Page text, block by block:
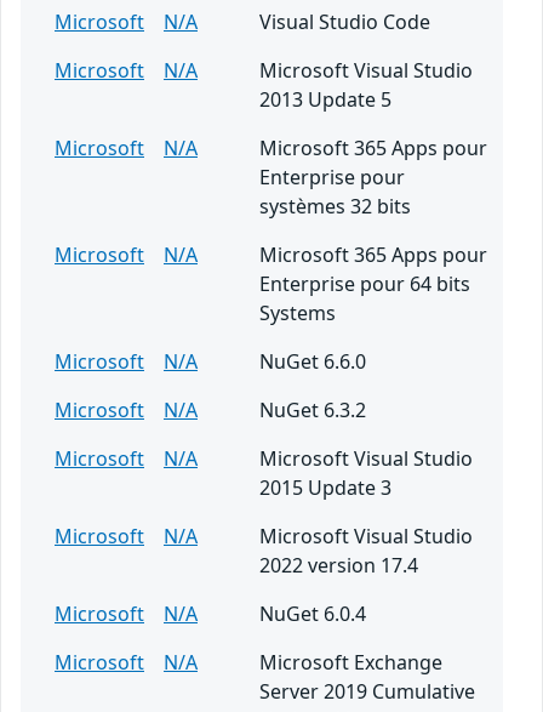
Microsoft
N/A
Visual Studio Code
Microsoft
N/A
Microsoft Visual Studio
2013 Update 5
Microsoft
N/A
Microsoft 365 Apps pour
Enterprise pour
systèmes 32 bits
Microsoft
N/A
Microsoft 365 Apps pour
Enterprise pour 64 bits
Systems
Microsoft
N/A
NuGet 6.6.0
Microsoft
N/A
NuGet 6.3.2
Microsoft
N/A
Microsoft Visual Studio
2015 Update 3
Microsoft
N/A
Microsoft Visual Studio
2022 version 17.4
Microsoft
N/A
NuGet 6.0.4
Microsoft
N/A
Microsoft Exchange
Server 2019 Cumulative